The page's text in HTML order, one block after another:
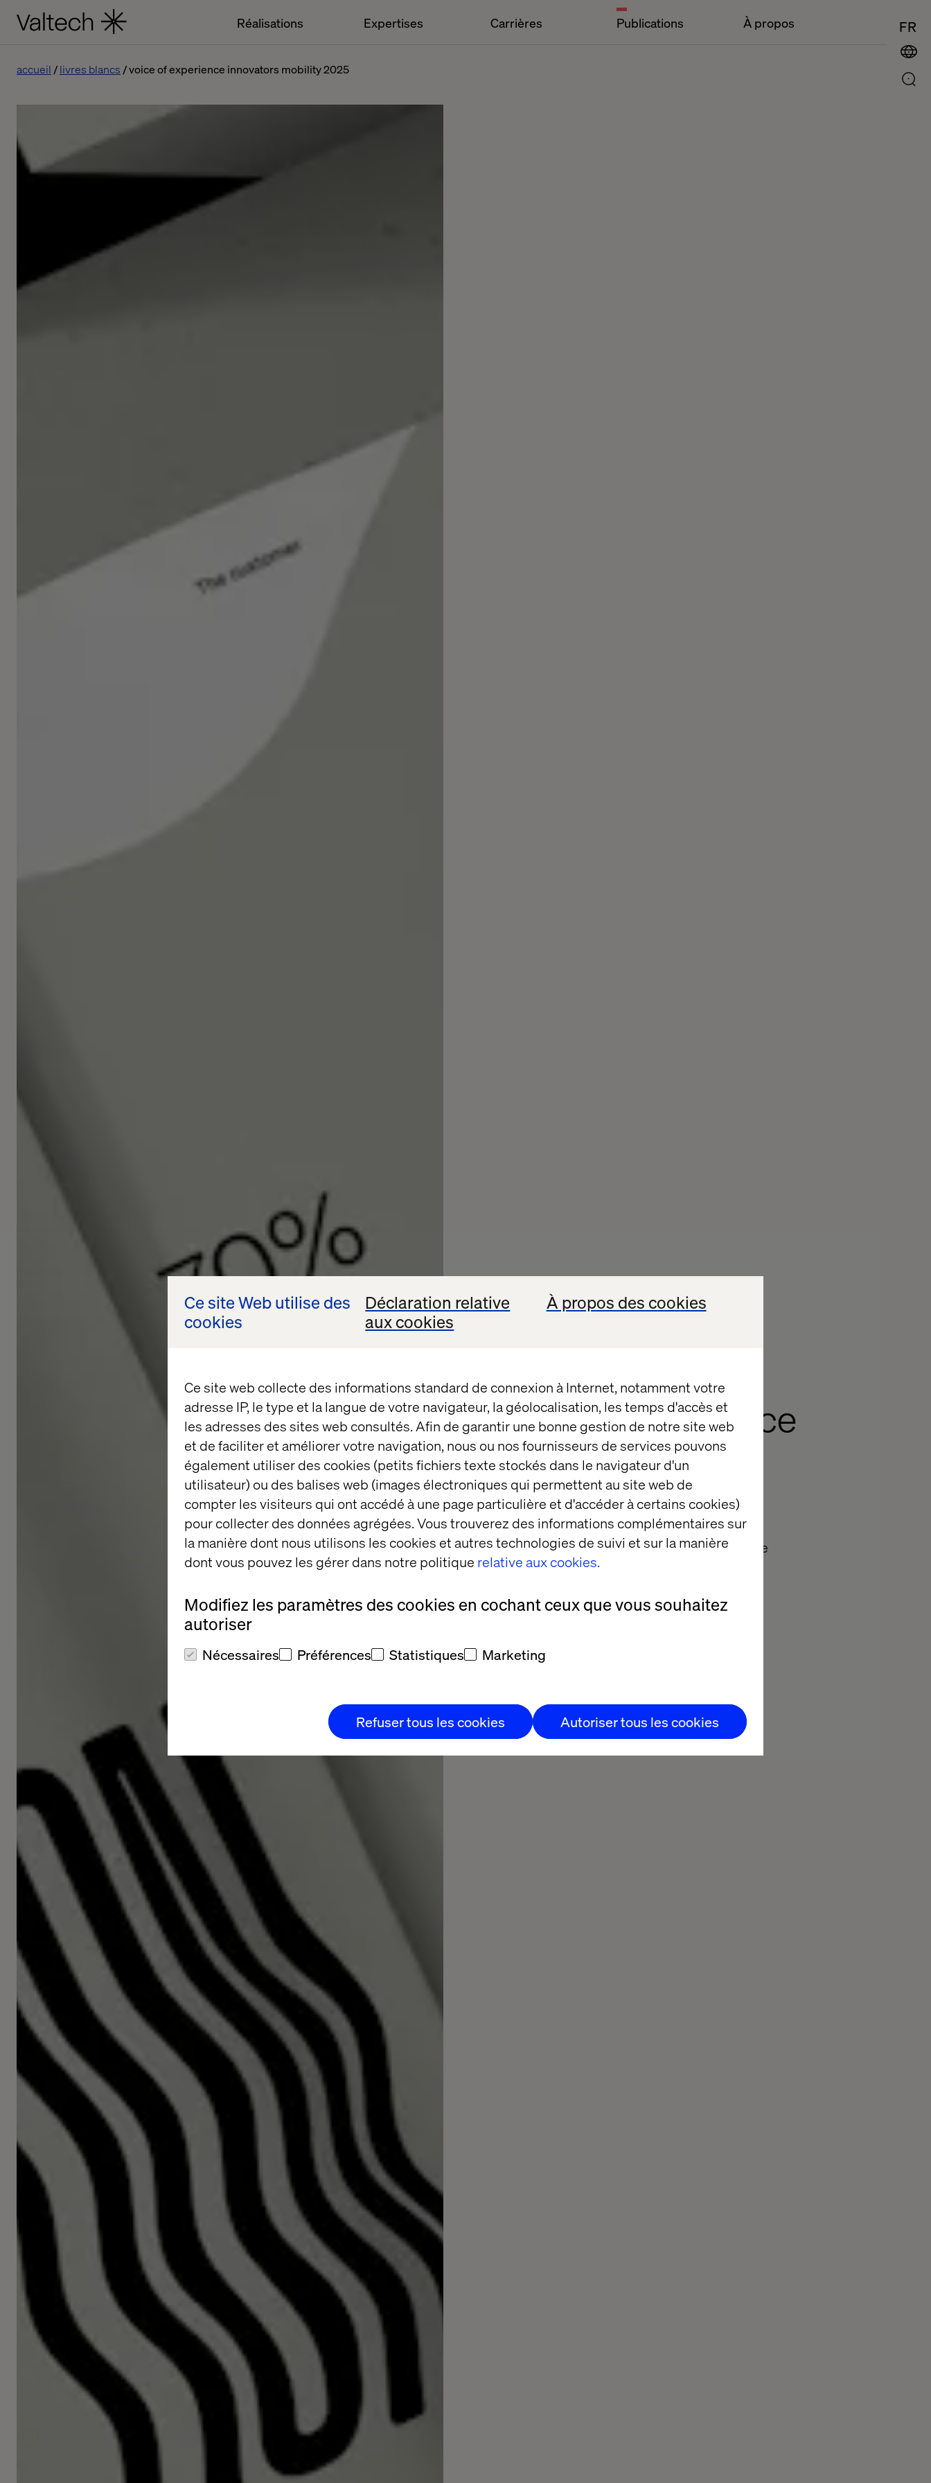
Ce site Web utilise des
cookies
Déclaration relative
aux cookies
À propos des cookies
Ce site web collecte des informations standard de connexion à Internet, notamment votre
adresse IP, le type et la langue de votre navigateur, la géolocalisation, les temps d'accès et
les adresses des sites web consultés. Afin de garantir une bonne gestion de notre site web
et de faciliter et améliorer votre navigation, nous ou nos fournisseurs de services pouvons
également utiliser des cookies (petits fichiers texte stockés dans le navigateur d'un
utilisateur) ou des balises web (images électroniques qui permettent au site web de
compter les visiteurs qui ont accédé à une page particulière et d'accéder à certains cookies)
pour collecter des données agrégées. Vous trouverez des informations complémentaires sur
la manière dont nous utilisons les cookies et autres technologies de suivi et sur la manière
dont vous pouvez les gérer dans notre politique relative aux cookies.
Modifiez les paramètres des cookies en cochant ceux que vous souhaitez
autoriser
Nécessaires Préférences Statistiques Marketing
Refuser tous les cookies Autoriser tous les cookies
Réalisations Expertises Carrières Publications À propos FR
accueil livres blancs voice of experience innovators mobility 2025
Voice of Experience
Innovators 2025 :
Mobilité
L’expérience client est la nouvelle frontière de
l’innovation dans la mobilité.
27 29
Télécharger